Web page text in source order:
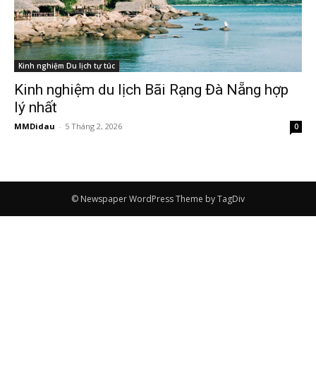
Kinh nghiệm Du lịch tự túc
Kinh nghiệm du lịch Bãi Rạng Đà Nẵng hợp
lý nhất
MMDidau - 5 Tháng 2, 2026 0
© Newspaper WordPress Theme by TagDiv